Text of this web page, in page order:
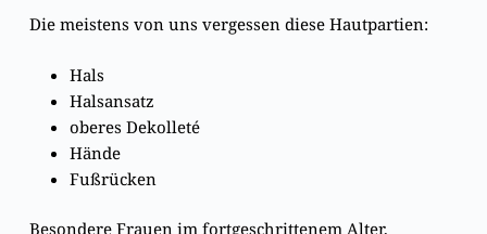
Die meistens von uns vergessen diese Hautpartien:
Hals
Halsansatz
oberes Dekolleté
Hände
Fußrücken
Besondere Frauen im fortgeschrittenem Alter,